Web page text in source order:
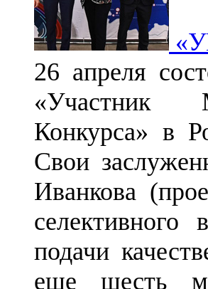
26 апреля
«Участник
Конкурса» в
Свои
Иванкова
подачи
еще шесть